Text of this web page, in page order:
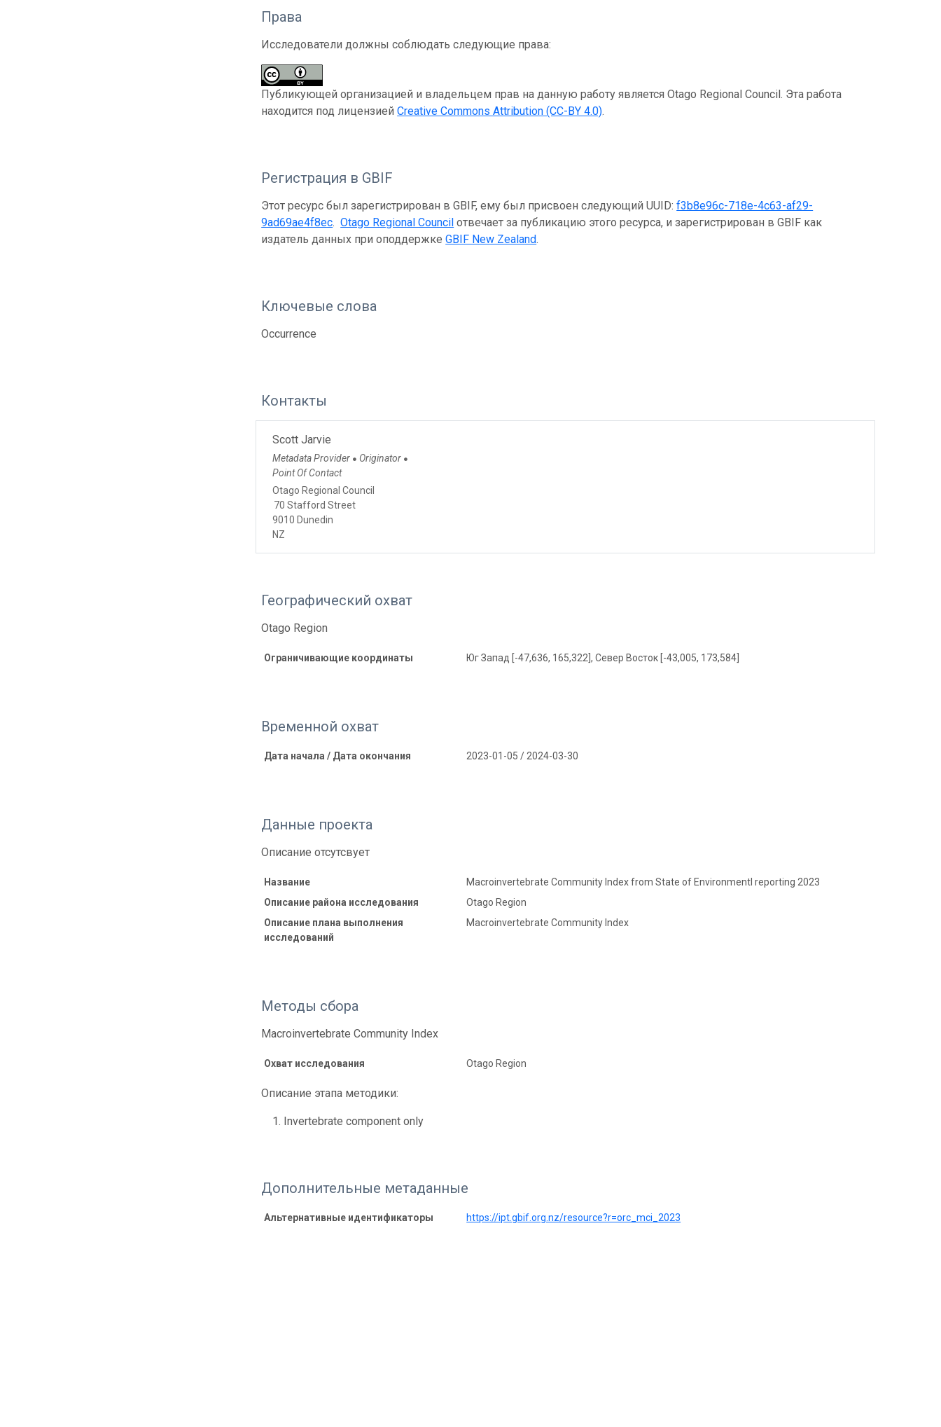
Права
Исследователи должны соблюдать следующие права:
Публикующей организацией и владельцем прав на данную работу является Otago Regional Council. Эта работа
находится под лицензиейCreative Commons Attribution (CC-BY 4.0).
Регистрация в GBIF
Этот ресурс был зарегистрирован в GBIF, ему был присвоен следующий UUID:f3b8e96c-718e-4c63-af29-
9ad69ae4f8ec.Otago Regional Council отвечает за публикацию этого ресурса, и зарегистрирован в GBIF как
издатель данных при оподдержкеGBIF New Zealand.
Ключевые слова
Occurrence
Контакты
Scott Jarvie
Metadata Provider ● Originator ●
Point Of Contact
Otago Regional Council
70 Stafford Street
9010 Dunedin
NZ
Географический охват
Otago Region
Ограничивающие координаты Юг Запад [-47,636, 165,322], Север Восток [-43,005, 173,584]
Временной охват
Дата начала / Дата окончания 2023-01-05 / 2024-03-30
Данные проекта
Описание отсутсвует
Название
Macroinvertebrate Community Index from State of Environmentl reporting 2023
Описание района исследования
Otago Region
Описание плана выполнения
исследований
Macroinvertebrate Community Index
Методы сбора
Macroinvertebrate Community Index
Охват исследования Otago Region
Описание этапа методики:
Invertebrate component only
Дополнительные метаданные
Альтернативные идентификаторы https://ipt.gbif.org.nz/resource?r=orc_mci_2023